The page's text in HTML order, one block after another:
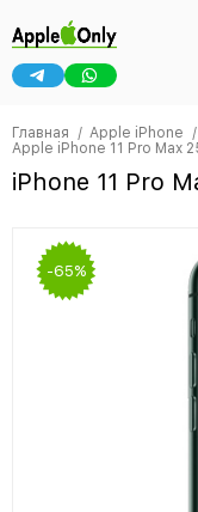
Главная Apple iPhone
Apple iPhone 11 Pro Max
iPhone 11 Pro
-65%